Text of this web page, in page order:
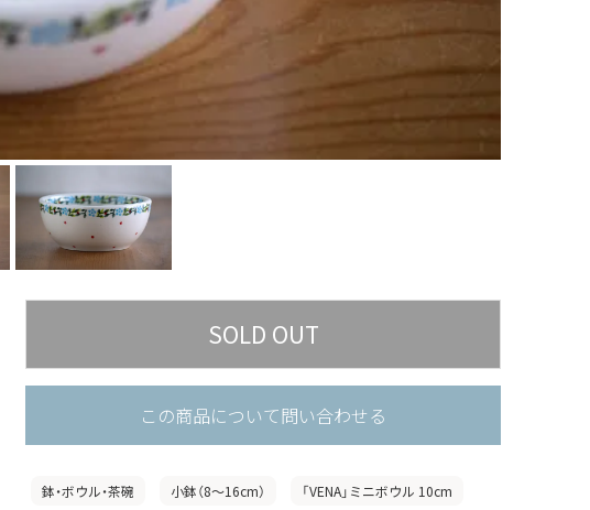
この商品について問い合わせる
鉢・ボウル・茶碗 小鉢（8〜16cm） 「VENA」ミニボウル 10cm